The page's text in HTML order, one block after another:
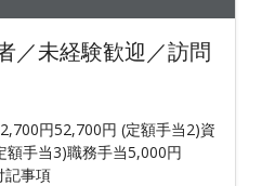
／未経験歓迎／訪問
円52,700円 (定額手当2)資
手当3)職務手当5,000円
記事項